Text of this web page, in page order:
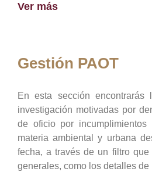
Ver más
Gestión PAOT
En esta sección encontrarás
investigación motivadas por
de oficio por
materia ambiental y urbana
fecha, a través de un filtro
generales, como los detalles